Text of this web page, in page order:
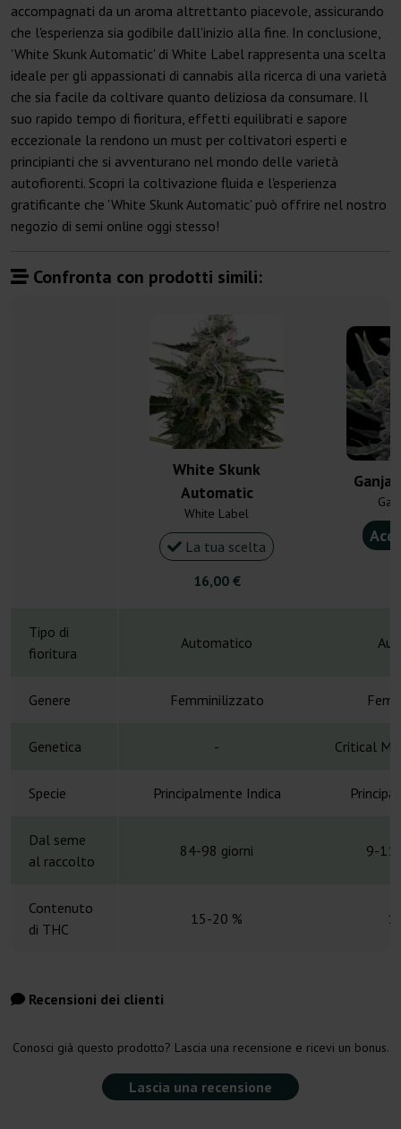
accompagnati da un aroma altrettanto piacevole, assicurando
che l'esperienza sia godibile dall'inizio alla fine. In conclusione,
'White Skunk Automatic' di White Label rappresenta una scelta
ideale per gli appassionati di cannabis alla ricerca di una varietà
che sia facile da coltivare quanto deliziosa da consumare. Il
suo rapido tempo di fioritura, effetti equilibrati e sapore
eccezionale la rendono un must per coltivatori esperti e
principianti che si avventurano nel mondo delle varietà
autofiorenti. Scopri la coltivazione fluida e l'esperienza
gratificante che 'White Skunk Automatic' può offrire nel nostro
negozio di semi online oggi stesso!
Confronta con prodotti simili:
White Skunk
Automatic
White Label
La tua scelta
16,00 €
Ganja
Tipo di
fioritura
Automatico
Genere Femminilizzato
Genetica - Critical
Specie Principalmente Indica
Dal seme
al raccolto
84-98 giorni 9-11
Contenuto
di THC
15-20 %
Recensioni dei clienti
Conosci già questo prodotto? Lascia una recensione e ricevi un bonus.
Lascia una recensione